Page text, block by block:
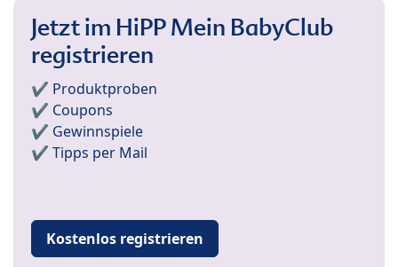
Jetzt im HiPP Mein BabyClub
registrieren
✔️ Produktproben
✔️ Coupons
✔️ Gewinnspiele
✔️ Tipps per Mail
Kostenlos registrieren